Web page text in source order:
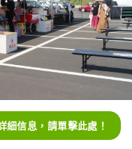
細信息，請單擊此處！